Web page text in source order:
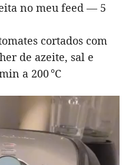
no meu feed — 5
cortados com
de azeite, sal e
a 200 °C